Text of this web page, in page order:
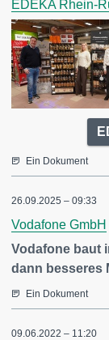
EDEKA Rhein-
Ein Dokument
26.09.2025 – 09:33
Vodafone GmbH
Vodafone baut
dann besseres
Ein Dokument
09.06.2022 – 11:20